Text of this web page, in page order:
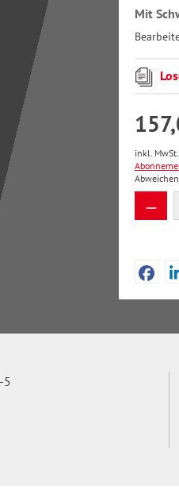
Mit
inkl.
5